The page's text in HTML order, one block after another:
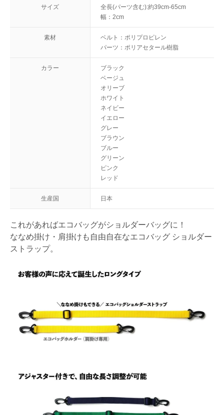
サイズ
全長(パーツ含む):約39cm-65cm
幅：2cm
素材
ベルト：ポリプロピレン
パーツ：ポリアセタール樹脂
カラー
ブラック
ベージュ
オリーブ
ホワイト
ネイビー
イエロー
グレー
ブラウン
ブルー
グリーン
ピンク
レッド
生産国 日本
これがあればエコバッグがショルダーバッグに！
ななめ掛け・肩掛けも自由自在なエコバッグ ショルダー
ストラップ。